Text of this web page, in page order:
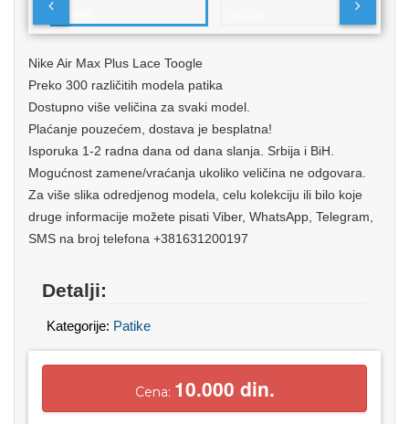
Nike Air Max Plus Lace Toogle
Preko 300 različitih modela patika
Dostupno više veličina za svaki model.
Plaćanje pouzećem, dostava je besplatna!
Isporuka 1-2 radna dana od dana slanja. Srbija i BiH.
Mogućnost zamene/vraćanja ukoliko veličina ne odgovara.
Za više slika odredjenog modela, celu kolekciju ili bilo koje
druge informacije možete pisati Viber, WhatsApp, Telegram,
SMS na broj telefona +381631200197
Detalji:
Kategorije: Patike
Cena: 10.000 din.